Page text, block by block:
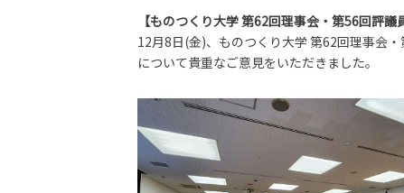
【ものつくり大学 第62回理事会・第56回評議
12月8日(金)、ものつくり大学 第62回理事会
について貴重なご意見をいただきました。